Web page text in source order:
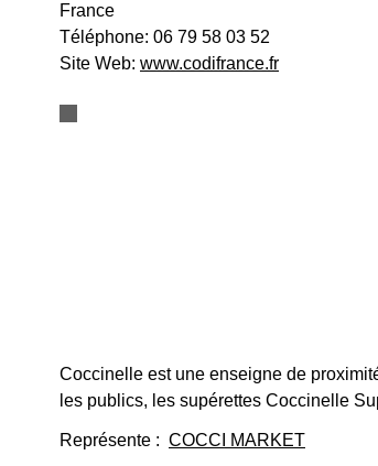
France
Téléphone: 06 79 58 03 52
Site Web: www.codifrance.fr
Coccinelle est une enseigne de
les publics, les supérettes Coccinelle
Représente : COCCI MARKET